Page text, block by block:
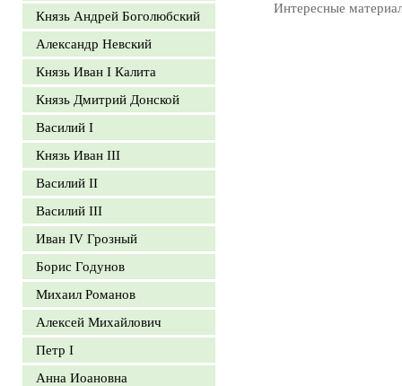
Князь Андрей Боголюбский
Александр Невский
Князь Иван I Калита
Князь Дмитрий Донской
Василий I
Князь Иван III
Василий II
Василий III
Иван IV Грозный
Борис Годунов
Михаил Романов
Алексей Михайлович
Петр I
Анна Иоановна
Интересные